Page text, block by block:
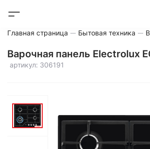
Главная страница Бытовая техника
Варочная панель Electrolux
артикул: 306191